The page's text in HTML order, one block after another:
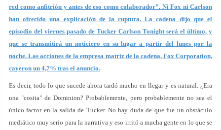
red como anfitrión y antes de eso como colaborador”. Ni Fox ni Carlson
han ofrecido una explicación de la ruptura. La cadena dijo que el
episodio del viernes pasado de Tucker Carlson Tonight será el último, y
que se transmitirá un noticiero en su lugar a partir del lunes por la
noche. Las acciones de la empresa matriz de la cadena, Fox Corporation,
cayeron un 4,7% tras el anuncio.
Es decir, todo lo que sucede ahora tardó mucho en llegar y es natural. ¿Era
una "cosita" de Dominion? Probablemente, pero probablemente no sea el
único factor en la salida de Tucker. No hay duda de que fue un obstáculo
mediático muy serio para la narrativa y eso irritó a mucha gente en lo que se